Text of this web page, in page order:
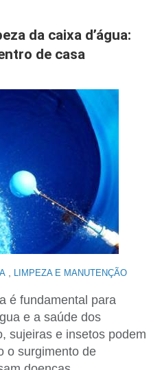
da caixa d’água:
de casa
LIMPEZA E MANUTENÇÃO
é fundamental para
e a saúde dos
sujeiras e insetos podem
o surgimento de